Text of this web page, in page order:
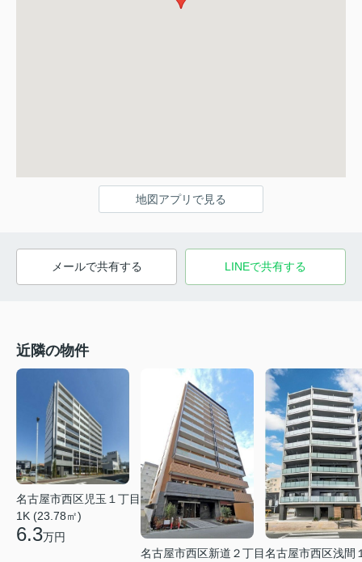
地図アプリで見る
メールで共有する LINEで共有する
近隣の物件
名古屋市西区児玉１丁目
1K (23.78㎡)
6.3万円
名古屋市西区新道２丁目名古屋市西区浅間